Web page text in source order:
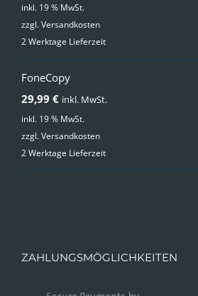
war:
inkl. 19 % MwSt.
zzgl.Versandkosten
2 Werktage Lieferzeit
FoneCopy
29,99 € inkl. MwSt.
inkl. 19 % MwSt.
zzgl.Versandkosten
2 Werktage Lieferzeit
ZAHLUNGSMÖGLICHKEITEN